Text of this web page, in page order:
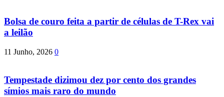
Bolsa de couro feita a partir de células de T-Rex vai
a leilão
11 Junho, 2026 0
Tempestade dizimou dez por cento dos grandes
símios mais raro do mundo